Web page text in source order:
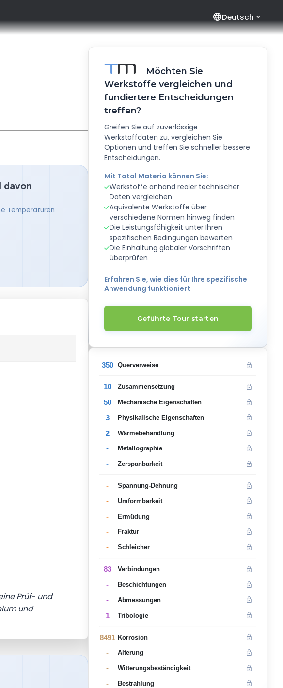
languageDeutsch
davon
Temperaturen
Prüf- und
und
Möchten Sie
Werkstoffe vergleichen und
fundiertere Entscheidungen
treffen?
Greifen Sie auf zuverlässige
Werkstoffdaten zu, vergleichen Sie
Optionen und treffen Sie schneller bessere
Entscheidungen.
Mit Total Materia können Sie:
Werkstoffe anhand realer technischer
Daten vergleichen
Äquivalente Werkstoffe über
verschiedene Normen hinweg finden
Die Leistungsfähigkeit unter Ihren
spezifischen Bedingungen bewerten
Die Einhaltung globaler Vorschriften
überprüfen
Erfahren Sie, wie dies für Ihre spezifische
Anwendung funktioniert
Geführte Tour starten
350 Querverweise
10 Zusammensetzung
50 Mechanische Eigenschaften
3 Physikalische Eigenschaften
2 Wärmebehandlung
- Metallographie
- Zerspanbarkeit
- Spannung-Dehnung
- Umformbarkeit
- Ermüdung
- Fraktur
- Schleicher
83 Verbindungen
- Beschichtungen
- Abmessungen
1 Tribologie
8491 Korrosion
- Alterung
- Witterungsbeständigkeit
- Bestrahlung